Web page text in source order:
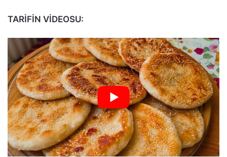
TARİFİN VİDEOSU: